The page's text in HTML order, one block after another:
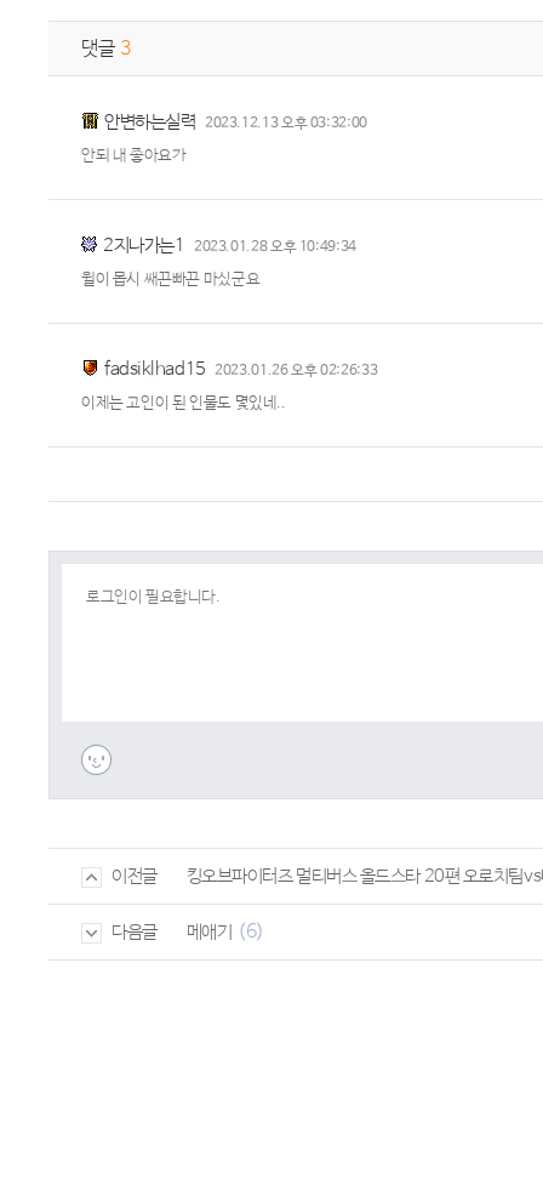
댓글 3
안변하는실력 2023.12.13 오후 03:32:00
안되 내 좋아요가
2지나가는1 2023.01.28 오후 10:49:34
윌이 몹시 쌔끈빠끈 마싰군요
fadsiklhad15 2023.01.26 오후 02:26:33
이제는 고인이 된 인물도 몇있네..
이전글 킹오브파이터즈 멀티버스 올드스타 20편 오로치팀
다음글 메애기 (6)